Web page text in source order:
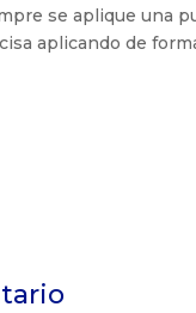
se aplique una
aplicando de